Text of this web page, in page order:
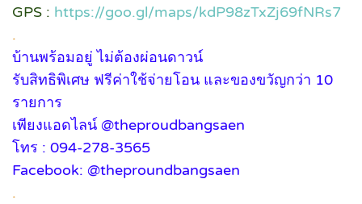
GPS : https://goo.gl/maps/kdP98zTxZj69fNRs7
.
บ้านพร้อมอยู่ ไม่ต้องผ่อนดาวน์
รับสิทธิพิเศษ ฟรีค่าใช้จ่ายโอน และของขวัญกว่า 10
รายการ
เพียงแอดไลน์ @theproudbangsaen
โทร : 094-278-3565
Facebook: @theproundbangsaen
.